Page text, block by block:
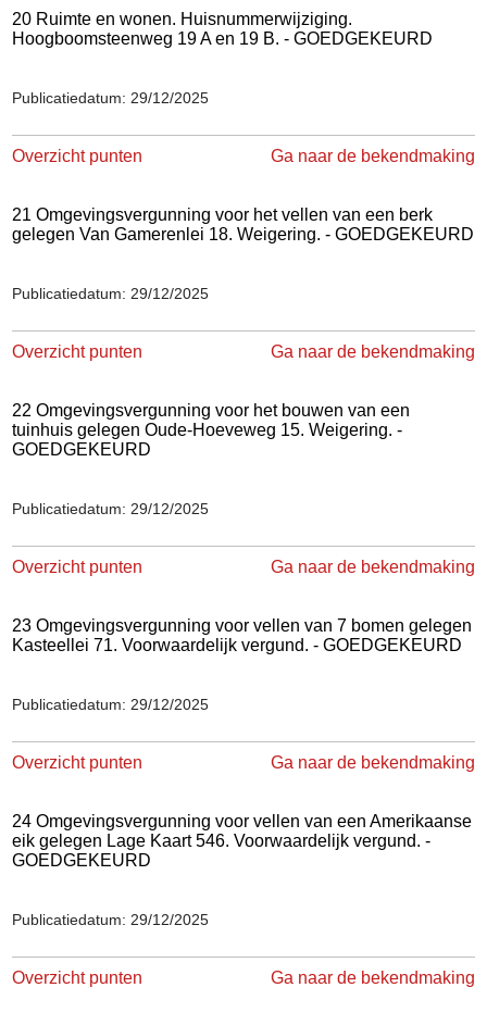
20 Ruimte en wonen. Huisnummerwijziging.
Hoogboomsteenweg 19 A en 19 B. - GOEDGEKEURD
Publicatiedatum: 29/12/2025
Overzicht punten Ga naar de bekendmaking
21 Omgevingsvergunning voor het vellen van een berk
gelegen Van Gamerenlei 18. Weigering. - GOEDGEKEURD
Publicatiedatum: 29/12/2025
Overzicht punten Ga naar de bekendmaking
22 Omgevingsvergunning voor het bouwen van een
tuinhuis gelegen Oude-Hoeveweg 15. Weigering. -
GOEDGEKEURD
Publicatiedatum: 29/12/2025
Overzicht punten Ga naar de bekendmaking
23 Omgevingsvergunning voor vellen van 7 bomen gelegen
Kasteellei 71. Voorwaardelijk vergund. - GOEDGEKEURD
Publicatiedatum: 29/12/2025
Overzicht punten Ga naar de bekendmaking
24 Omgevingsvergunning voor vellen van een Amerikaanse
eik gelegen Lage Kaart 546. Voorwaardelijk vergund. -
GOEDGEKEURD
Publicatiedatum: 29/12/2025
Overzicht punten Ga naar de bekendmaking